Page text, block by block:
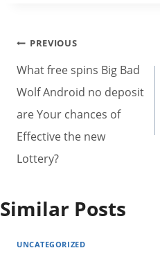
Post
navigation
PREVIOUS
What free spins Big Bad
Wolf Android no deposit
are Your chances of
Effective the new
Lottery?
Similar Posts
UNCATEGORIZED